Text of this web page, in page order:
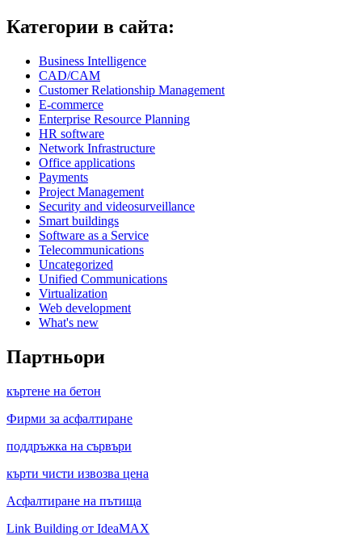
Категории в сайта:
Business Intelligence
CAD/CAM
Customer Relationship Management
E-commerce
Enterprise Resource Planning
HR software
Network Infrastructure
Office applications
Payments
Project Management
Security and videosurveillance
Smart buildings
Software as a Service
Telecommunications
Uncategorized
Unified Communications
Virtualization
Web development
What's new
Партньори
къртене на бетон
Фирми за асфалтиране
поддръжка на сървъри
кърти чисти извозва цена
Асфалтиране на пътища
Link Building от IdeaMAX